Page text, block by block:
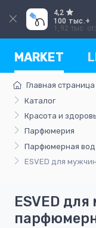
4,2
100 тыс.+
1,92 тыс.
MARKET
Главная страница
Каталог
Красота и
Парфюмерия
Парфюмерная
ESVED для
ESVED